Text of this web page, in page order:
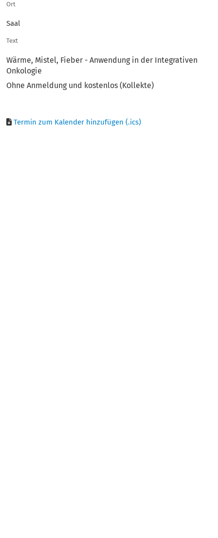
Ort
Saal
Text
Wärme, Mistel, Fieber - Anwendung in der Integrativen
Onkologie
Ohne Anmeldung und kostenlos (Kollekte)
Termin zum Kalender hinzufügen (.ics)